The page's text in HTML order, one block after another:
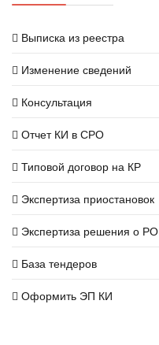
Выписка из реестра
Изменение сведений
Консультация
Отчет КИ в СРО
Типовой договор на КР
Экспертиза приостановок
Экспертиза решения о РО
База тендеров
Оформить ЭП КИ